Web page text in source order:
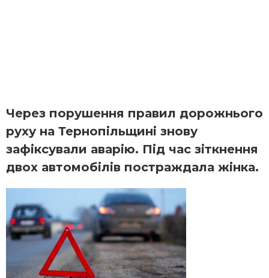
Через порушення правил дорожнього
руху на Тернопільщині знову
зафіксували аварію. Під час зіткнення
двох автомобілів постраждала жінка.